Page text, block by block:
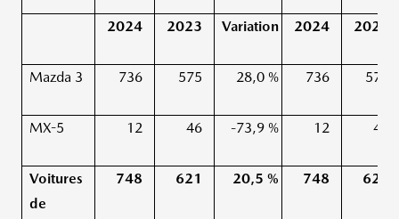
2024 2023 Variation 2024 2023
Mazda 3 736 575 28,0 % 736 575
MX-5 12 46 -73,9 % 12 46
Voitures
de
748 621 20,5 % 748 621